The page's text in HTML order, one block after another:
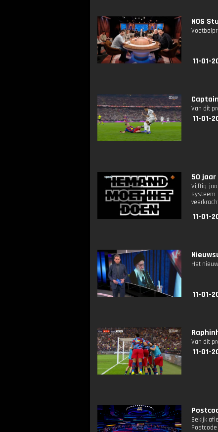
NOS
11-01-
Van dit
11-01-
50 jaar
Vijftig
systeem
11-01-
Het
11-01-
Van dit
11-01-
Bekijk